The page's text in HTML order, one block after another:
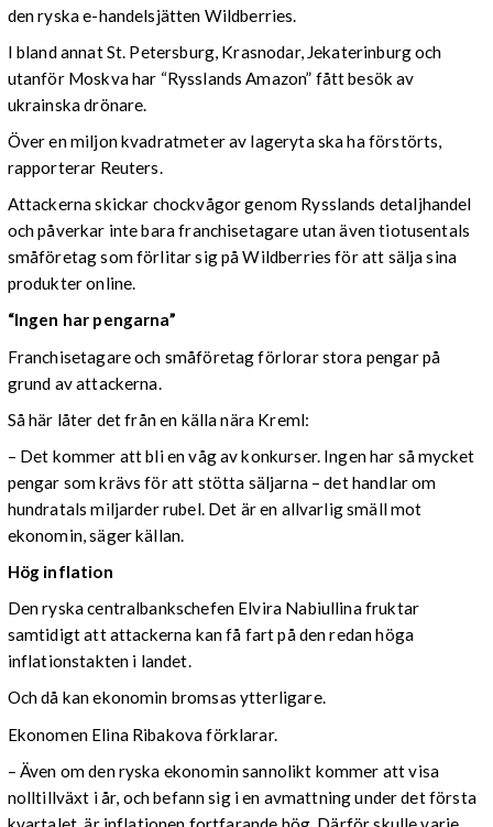
den ryska e-handelsjätten Wildberries.
I bland annat St. Petersburg, Krasnodar, Jekaterinburg och
utanför Moskva har “Rysslands Amazon” fått besök av
ukrainska drönare.
Över en miljon kvadratmeter av lageryta ska ha förstörts,
rapporterar Reuters.
Attackerna skickar chockvågor genom Rysslands detaljhandel
och påverkar inte bara franchisetagare utan även tiotusentals
småföretag som förlitar sig på Wildberries för att sälja sina
produkter online.
“Ingen har pengarna”
Franchisetagare och småföretag förlorar stora pengar på
grund av attackerna.
Så här låter det från en källa nära Kreml:
– Det kommer att bli en våg av konkurser. Ingen har så mycket
pengar som krävs för att stötta säljarna – det handlar om
hundratals miljarder rubel. Det är en allvarlig smäll mot
ekonomin, säger källan.
Hög inflation
Den ryska centralbankschefen Elvira Nabiullina fruktar
samtidigt att attackerna kan få fart på den redan höga
inflationstakten i landet.
Och då kan ekonomin bromsas ytterligare.
Ekonomen Elina Ribakova förklarar.
– Även om den ryska ekonomin sannolikt kommer att visa
nolltillväxt i år, och befann sig i en avmattning under det första